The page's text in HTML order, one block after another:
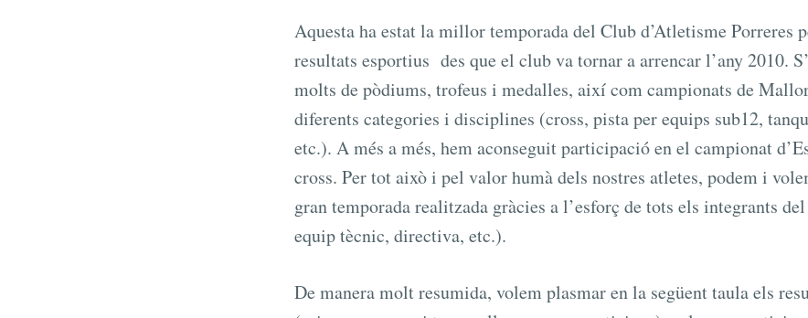
Aquesta ha estat la millor temporada del Club d’Atletisme Porreres
resultats esportius des que el club va tornar a arrencar l’any 2010.
molts de pòdiums, trofeus i medalles, així com campionats de
diferents categories i disciplines (cross, pista per equips sub12,
etc.). A més a més, hem aconseguit participació en el campionat
cross. Per tot això i pel valor humà dels nostres atletes, podem i
gran temporada realitzada gràcies a l’esforç de tots els integrants
equip tècnic, directiva, etc.).
De manera molt resumida, volem plasmar en la següent taula els